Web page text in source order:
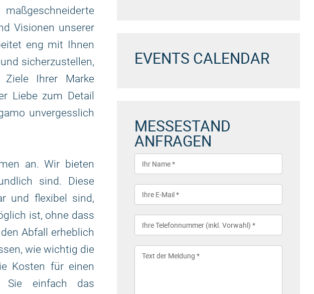
Visionen unserer
eng mit Ihnen
sicherzustellen,
Ihrer Marke
Liebe zum Detail
unvergesslich
an. Wir bieten
sind. Diese
und flexibel sind,
ist, ohne dass
Abfall erheblich
wie wichtig die
Kosten für einen
Sie einfach das
EVENTS CALENDAR
MESSESTAND
ANFRAGEN